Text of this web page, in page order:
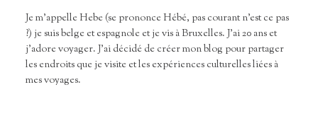
Je m’appelle Hebe (se prononce Hébé, pas courant n’est ce pas
?) je suis belge et espagnole et je vis à Bruxelles. J’ai 20 ans et
j’adore voyager. J’ai décidé de créer mon blog pour partager
les endroits que je visite et les expériences culturelles liées à
mes voyages.